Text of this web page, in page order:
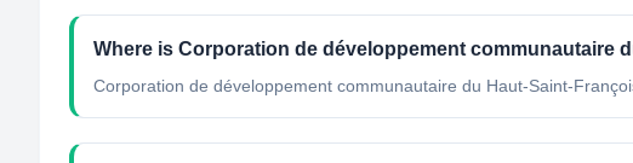
Where is Corporation de développement communautaire
Corporation de développement communautaire du Haut-Saint-